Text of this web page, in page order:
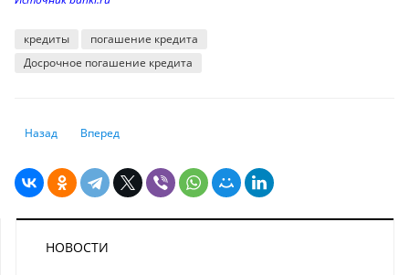
кредиты
погашение кредита
Досрочное погашение кредита
Предыдущий: Как выбрать брокера и открыть брокерский счет
Назад Следующий: Что такое андеррайтинг в инвестициях, для
Вперед
НОВОСТИ